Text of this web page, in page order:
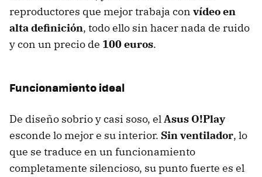
reproductores que mejor trabaja con vídeo en
alta definición, todo ello sin hacer nada de ruido
y con un precio de 100 euros.
Funcionamiento ideal
De diseño sobrio y casi soso, elAsus O!Play
esconde lo mejor e su interior. Sin ventilador, lo
que se traduce en un funcionamiento
completamente silencioso, su punto fuerte es el